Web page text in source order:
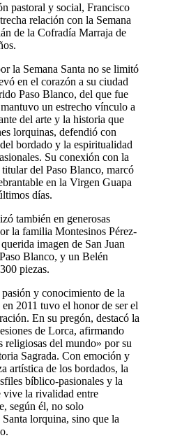
pastoral y social, Francisco
relación con la Semana
de la Cofradía Marraja de
la Semana Santa no se limitó
en el corazón a su ciudad
Paso Blanco, del que fue
un estrecho vínculo a
del arte y la historia que
lorquinas, defendió con
bordado y la espiritualidad
Su conexión con la
del Paso Blanco, marcó
en la Virgen Guapa
días.
también en generosas
la familia Montesinos Pérez-
imagen de San Juan
Blanco, y un Belén
piezas.
y conocimiento de la
2011 tuvo el honor de ser el
En su pregón, destacó la
de Lorca, afirmando
religiosas del mundo» por su
Sagrada. Con emoción y
artística de los bordados, la
bíblico-pasionales y la
vive la rivalidad entre
según él, no solo
lorquina, sino que la